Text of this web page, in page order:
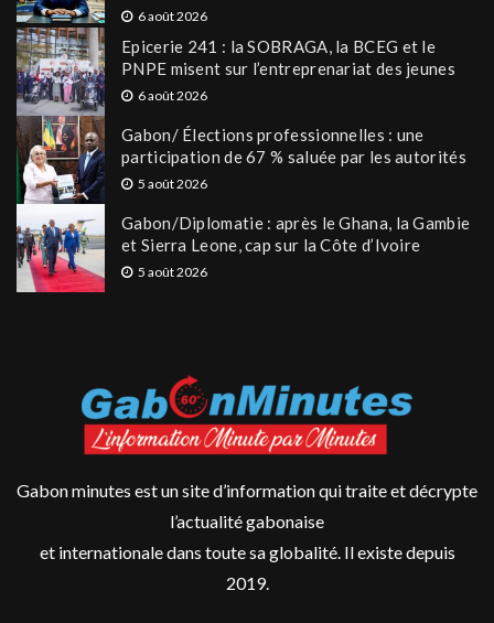
6 août 2026
Epicerie 241 : la SOBRAGA, la BCEG et le
PNPE misent sur l’entreprenariat des jeunes
6 août 2026
Gabon/ Élections professionnelles : une
participation de 67 % saluée par les autorités
5 août 2026
Gabon/Diplomatie : après le Ghana, la Gambie
et Sierra Leone, cap sur la Côte d’Ivoire
5 août 2026
Gabon minutes est un site d’information qui traite et décrypte
l’actualité gabonaise
et internationale dans toute sa globalité. Il existe depuis
2019.